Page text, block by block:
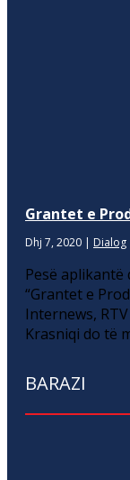
Grantet e
Dhj 7, 2020 | Dialog
Pesë
“Grantet e
Internews,
Krasniqi do të
BARAZI